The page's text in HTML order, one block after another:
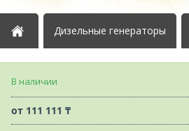
Дизельные генераторы
В наличии
от 111 111 ₸